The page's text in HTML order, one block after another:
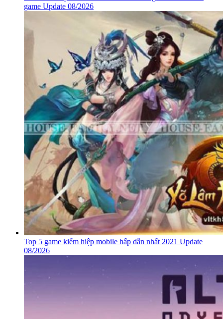
game Update 08/2026
Top 5 game kiếm hiệp mobile hấp dẫn nhất 2021 Update
08/2026